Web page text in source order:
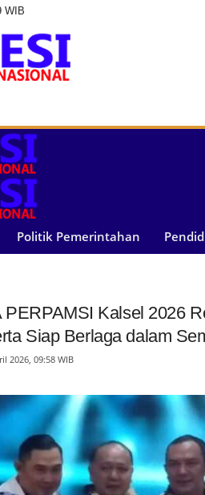
WIB
Politik Pemerintahan
Kalsel 2026
Siap Berlaga dalam
2026, 09:58 WIB